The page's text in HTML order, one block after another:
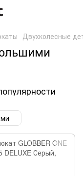
Двухколесные